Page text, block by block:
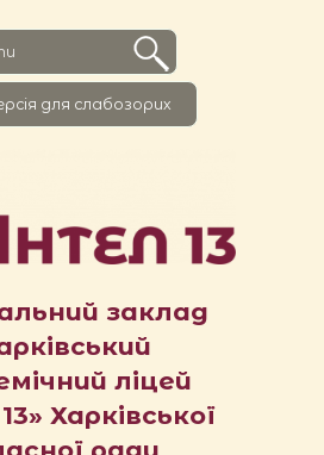
заклад
ліцей
Харківської
для слабозорих